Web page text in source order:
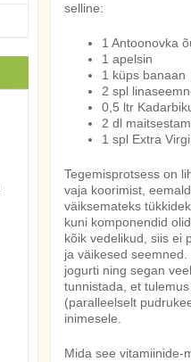
selline:
1 Antoonovka
1 apelsin
1 küps banaan
2 spl
0,5 ltr
2 dl
1 spl Extra
Tegemisprotsess on
vaja koorimist,
väiksemateks
kuni komponendid
kõik vedelikud, siis ei
ja väikesed
jogurti ning segan
tunnistada, et
(paralleelselt
inimesele.
Mida see vitamiinide-